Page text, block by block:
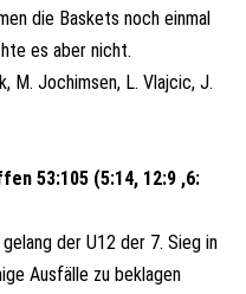
die Baskets noch einmal
es aber nicht.
M. Jochimsen, L. Vlajcic, J.
53:105 (5:14, 12:9 ,6:
der U12 der 7. Sieg in
Ausfälle zu beklagen